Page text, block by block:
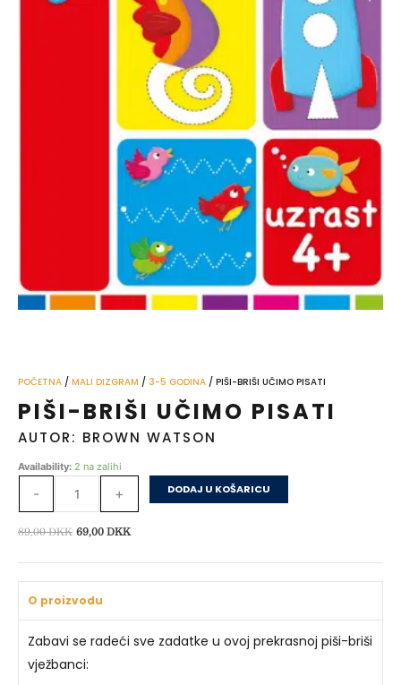
POČETNA / MALI DIZGRAM / 3-5 GODINA / PIŠI-BRIŠI UČIMO PISATI
PIŠI-BRIŠI UČIMO PISATI
AUTOR: BROWN WATSON
Availability: 2 na zalihi
-
Piši-
količina
+ DODAJ U KOŠARICU
89,00DKK Izvorna
69,00 DKKTrenutna
O proizvodu
Zabavi se radeći sve zadatke u ovoj prekrasnoj piši-briši
vježbanci: